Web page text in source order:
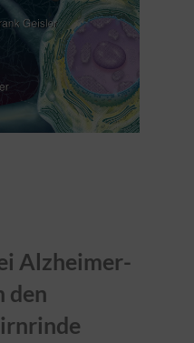
Alzheimer-
den